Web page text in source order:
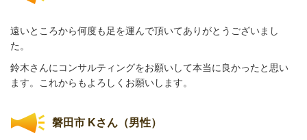
遠いところから何度も足を運んで頂いてありがとうございまし
た。
鈴木さんにコンサルティングをお願いして本当に良かったと思い
ます。これからもよろしくお願いします。
磐田市 Kさん（男性）